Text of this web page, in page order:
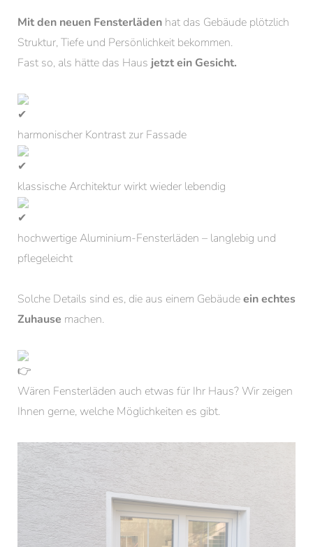
Mit den neuen Fensterläden hat das Gebäude plötzlich
Struktur, Tiefe und Persönlichkeit bekommen.
Fast so, als hätte das Haus jetzt ein Gesicht.
harmonischer Kontrast zur Fassade
klassische Architektur wirkt wieder lebendig
hochwertige Aluminium-Fensterläden – langlebig und
pflegeleicht
Solche Details sind es, die aus einem Gebäudeein echtes
Zuhause machen.
Wären Fensterläden auch etwas für Ihr Haus? Wir zeigen
Ihnen gerne, welche Möglichkeiten es gibt.